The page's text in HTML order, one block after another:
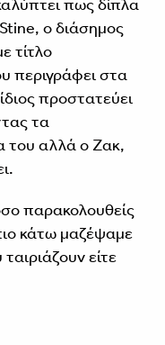
πως δίπλα
ο διάσημος
τίτλο
περιγράφει στα
προστατεύει
τα
του αλλά ο Ζακ,
παρακολουθείς
κάτω μαζέψαμε
είτε